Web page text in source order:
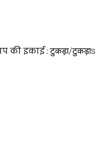
की इकाई :टुकड़ा/टुकड़ाs